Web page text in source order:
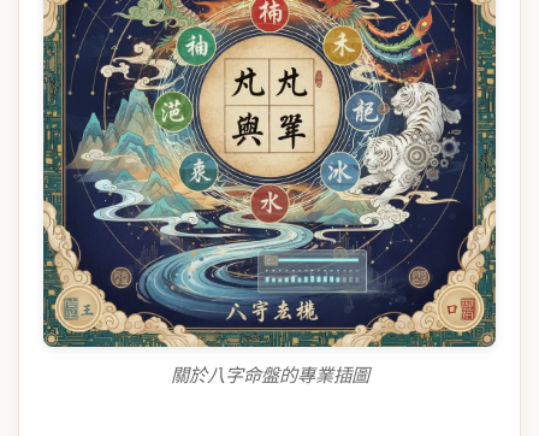
關於八字命盤的專業插圖